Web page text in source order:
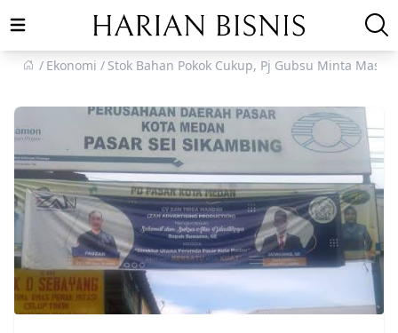
Open main menu
Ekonomi
Stok Bahan Pokok Cukup, Pj Gubsu Minta